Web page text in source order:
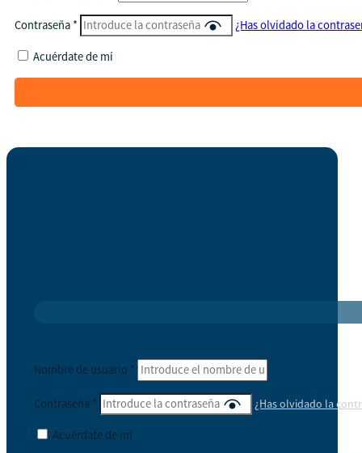
Contraseña * ¿Has olvidado la
Acuérdate de mí
Nombre de usuario *
Contraseña * ¿Has olvidado la
Acuérdate de mí